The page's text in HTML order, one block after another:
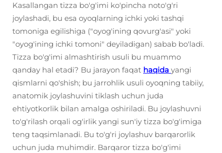
Kasallangan tizza bo'g'imi ko'pincha noto'g'ri
joylashadi, bu esa oyoqlarning ichki yoki tashqi
tomoniga egilishiga ("oyog'ining qovurg'asi" yoki
"oyog'ining ichki tomoni" deyiladigan) sabab bo'ladi.
Tizza bo'g'imi almashtirish usuli bu muammo
qanday hal etadi? Bu jarayon faqat haqida yangi
qismlarni qo'shish; bu jarrohlik usuli oyoqning tabiiy,
anatomik joylashuvini tiklash uchun juda
ehtiyotkorlik bilan amalga oshiriladi. Bu joylashuvni
to'g'rilash orqali og'irlik yangi sun'iy tizza bo'g'imiga
teng taqsimlanadi. Bu to'g'ri joylashuv barqarorlik
uchun juda muhimdir. Barqaror tizza bo'g'imi